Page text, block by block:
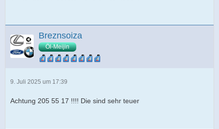
Breznsoiza
Öl-Meijin
9. Juli 2025 um 17:39
Achtung 205 55 17 !!!! Die sind sehr teuer